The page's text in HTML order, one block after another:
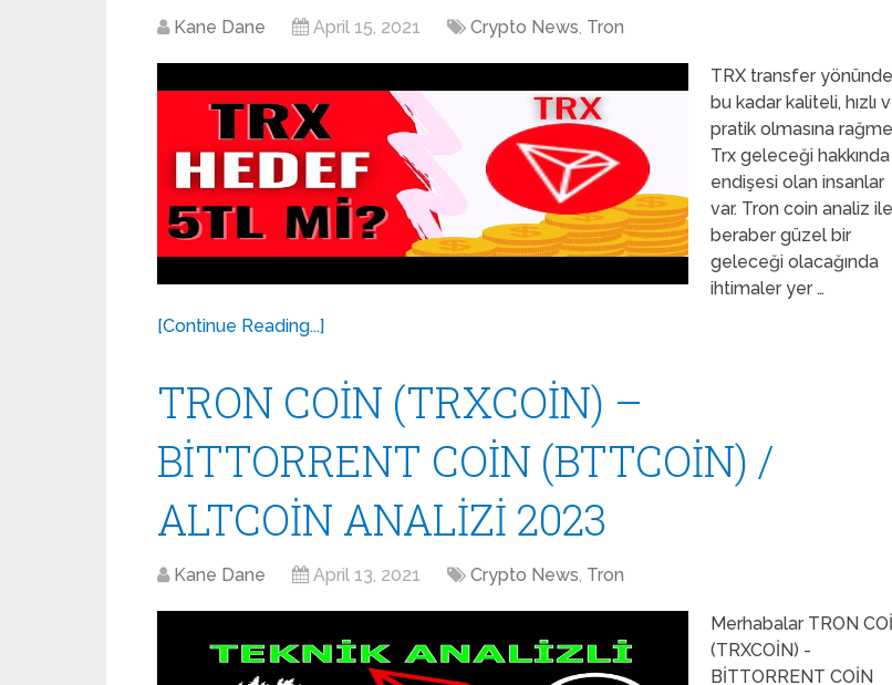
Kane Dane April 15, 2021 Crypto News, Tron
TRX transfer
bu kadar kaliteli, hızlı
pratik olmasına
Trx geleceği hakkında
endişesi olan insanlar
var. Tron coin analiz ile
beraber güzel bir
geleceği olacağında
ihtimaler yer …
[Continue Reading...]
TRON COİN (TRXCOİN) –
BİTTORRENT COİN (BTTCOİN) /
ALTCOİN ANALİZİ 2023
Kane Dane April 13, 2021 Crypto News, Tron
Merhabalar TRON
(TRXCOİN) -
BİTTORRENT COİN